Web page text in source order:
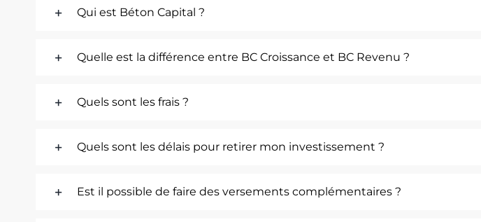
Qui est Béton Capital ?
Quelle est la différence entre BC Croissance et BC Revenu ?
Quels sont les frais ?
Quels sont les délais pour retirer mon investissement ?
Est il possible de faire des versements complémentaires ?